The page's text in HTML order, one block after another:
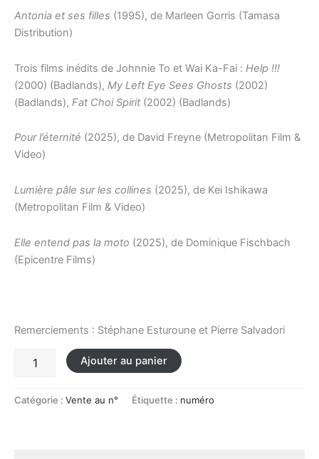
Antonia et ses filles (1995), de Marleen Gorris (Tamasa
Distribution)
Trois films inédits de Johnnie To et Wai Ka-Fai : Help !!!
(2000) (Badlands), My Left Eye Sees Ghosts (2002)
(Badlands), Fat Choi Spirit (2002) (Badlands)
Pour l’éternité (2025), de David Freyne (Metropolitan Film &
Video)
Lumière pâle sur les collines (2025), de Kei Ishikawa
(Metropolitan Film & Video)
Elle entend pas la moto (2025), de Dominique Fischbach
(Epicentre Films)
Remerciements : Stéphane Esturoune et Pierre Salvadori
Ajouter au panier
Catégorie : Vente au n° Étiquette : numéro